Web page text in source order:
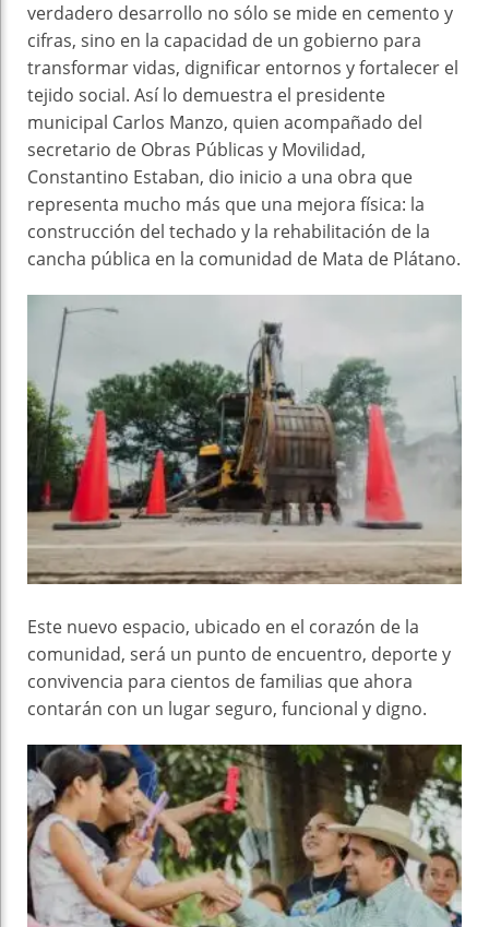
verdadero desarrollo no sólo se mide en cemento y
cifras, sino en la capacidad de un gobierno para
transformar vidas, dignificar entornos y fortalecer el
tejido social. Así lo demuestra el presidente
municipal Carlos Manzo, quien acompañado del
secretario de Obras Públicas y Movilidad,
Constantino Estaban, dio inicio a una obra que
representa mucho más que una mejora física: la
construcción del techado y la rehabilitación de la
cancha pública en la comunidad de Mata de Plátano.
Este nuevo espacio, ubicado en el corazón de la
comunidad, será un punto de encuentro, deporte y
convivencia para cientos de familias que ahora
contarán con un lugar seguro, funcional y digno.